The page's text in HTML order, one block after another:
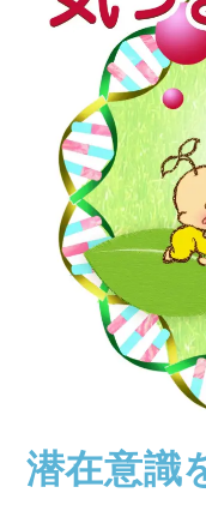
潜在意識